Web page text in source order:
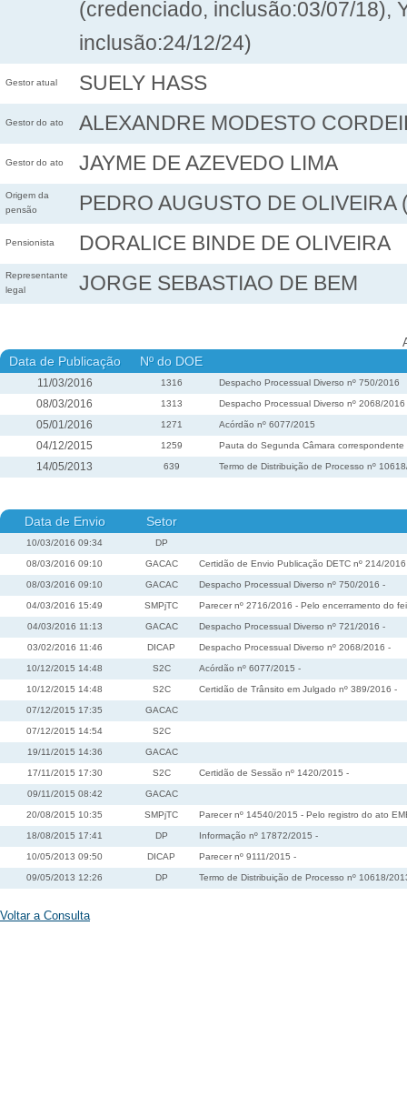
(credenciado, inclusão:03/07/18),
inclusão:24/12/24)
Gestor atual SUELY HASS
Gestor do ato ALEXANDRE MODESTO
Gestor do ato JAYME DE AZEVEDO LIMA
Origem da
pensão
PEDRO AUGUSTO DE
Pensionista DORALICE BINDE DE OLIVEIRA
Representante
legal
JORGE SEBASTIAO DE BEM
Data de Publicação Nº do DOE
11/03/2016 1316 Despacho Processual Diverso nº 750/2016
08/03/2016 1313 Despacho Processual Diverso nº 2068/2016
05/01/2016 1271 Acórdão nº 6077/2015
04/12/2015 1259 Pauta do Segunda Câmara
14/05/2013 639 Termo de Distribuição de Processo nº
Data de Envio Setor
10/03/2016 09:34 DP
08/03/2016 09:10 GACAC Certidão de Envio Publicação DETC nº 214/
08/03/2016 09:10 GACAC Despacho Processual Diverso nº 750/2016 -
04/03/2016 15:49 SMPjTC Parecer nº 2716/2016 - Pelo encerramento do
04/03/2016 11:13 GACAC Despacho Processual Diverso nº 721/2016 -
03/02/2016 11:46 DICAP Despacho Processual Diverso nº 2068/2016 -
10/12/2015 14:48 S2C Acórdão nº 6077/2015 -
10/12/2015 14:48 S2C Certidão de Trânsito em Julgado nº 389/2016 -
07/12/2015 17:35 GACAC
07/12/2015 14:54 S2C
19/11/2015 14:36 GACAC
17/11/2015 17:30 S2C Certidão de Sessão nº 1420/2015 -
09/11/2015 08:42 GACAC
20/08/2015 10:35 SMPjTC Parecer nº 14540/2015 - Pelo registro do ato
18/08/2015 17:41 DP Informação nº 17872/2015 -
10/05/2013 09:50 DICAP Parecer nº 9111/2015 -
09/05/2013 12:26 DP Termo de Distribuição de Processo nº 10618/
Voltar a Consulta